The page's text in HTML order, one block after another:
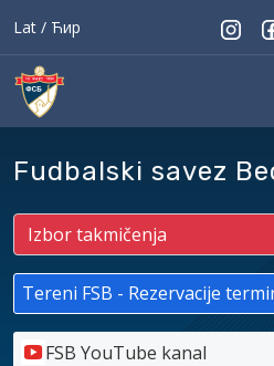
Lat / Ћир
Fudbalski savez
Tereni FSB - Rezervacije
FSB YouTube kanal